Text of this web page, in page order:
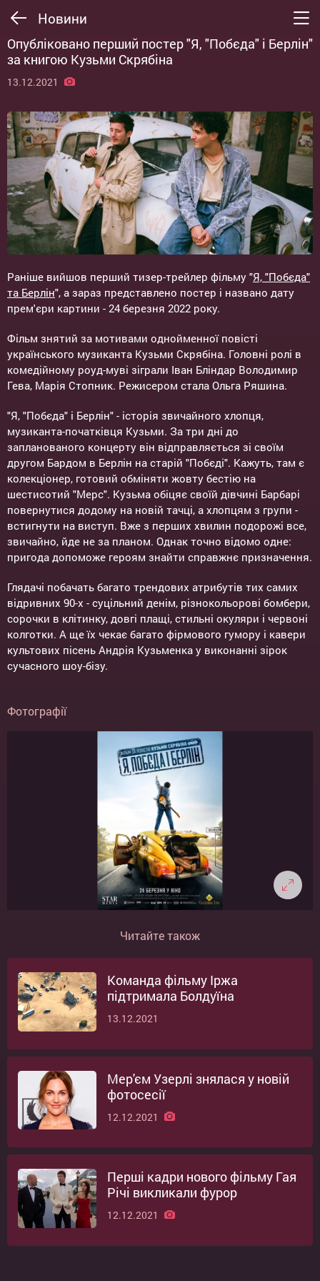
Новини
Опубліковано перший постер "Я, "Побєда" і Берлін"
за книгою Кузьми Скрябіна
13.12.2021
Раніше вийшов перший тизер-трейлер фільму "Я, "Побєда"
та Берлін", а зараз представлено постер і названо дату
прем'єри картини - 24 березня 2022 року.
Фільм знятий за мотивами однойменної повісті
українського музиканта Кузьми Скрябіна. Головні ролі в
комедійному роуд-муві зіграли Іван Бліндар Володимир
Гева, Марія Стопник. Режисером стала Ольга Ряшина.
"Я, "Побєда" і Берлін" - історія звичайного хлопця,
музиканта-початківця Кузьми. За три дні до
запланованого концерту він відправляється зі своїм
другом Бардом в Берлін на старій "Побєді". Кажуть, там є
колекціонер, готовий обміняти жовту бестію на
шестисотий "Мерс". Кузьма обіцяє своїй дівчині Барбарі
повернутися додому на новій тачці, а хлопцям з групи -
встигнути на виступ. Вже з перших хвилин подорожі все,
звичайно, йде не за планом. Однак точно відомо одне:
пригода допоможе героям знайти справжнє призначення.
Глядачі побачать багато трендових атрибутів тих самих
відривних 90-х - суцільний денім, різнокольорові бомбери,
сорочки в клітинку, довгі плащі, стильні окуляри і червоні
колготки. А ще їх чекає багато фірмового гумору і кавери
культових пісень Андрія Кузьменка у виконанні зірок
сучасного шоу-бізу.
Фотографії
Читайте також
Команда фільму Іржа
підтримала Болдуїна
13.12.2021
Мер'єм Узерлі знялася у новій
фотосесії
12.12.2021
Перші кадри нового фільму Гая
Річі викликали фурор
12.12.2021